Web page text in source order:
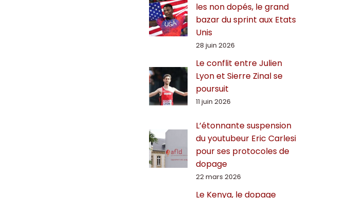
les non dopés, le grand
bazar du sprint aux Etats
Unis
28 juin 2026
Le conflit entre Julien
Lyon et Sierre Zinal se
poursuit
11 juin 2026
L’étonnante suspension
du youtubeur Eric Carlesi
pour ses protocoles de
dopage
22 mars 2026
Le Kenya, le dopage